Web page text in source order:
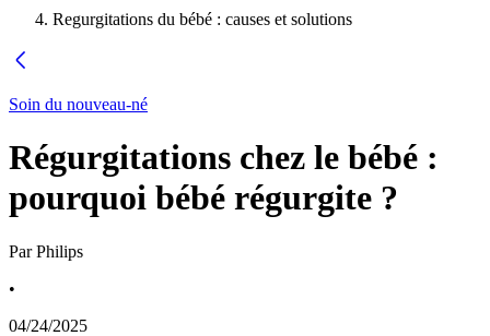
Regurgitations du bébé : causes et solutions
Soin du nouveau-né
Régurgitations chez le bébé :
pourquoi bébé régurgite ?
Par Philips
•
04/24/2025